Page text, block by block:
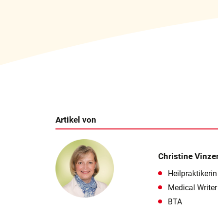
Artikel von
Christine
Heilpraktikerin
Medical Writer
BTA